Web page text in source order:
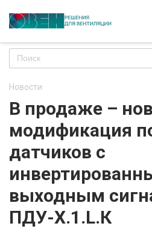
Новости
В продаже –
модификация
датчиков с
выходным
ПДУ-Х.1.L.К